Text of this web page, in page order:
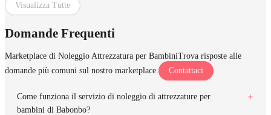
Visualizza Tutte
Domande Frequenti
Marketplace di Noleggio Attrezzatura per BambiniTrova risposte alle
domande più comuni sul nostro marketplace.
Contattaci
Come funziona il servizio di noleggio di attrezzature per
bambini di Babonbo?